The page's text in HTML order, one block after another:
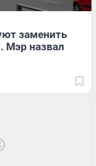
заменить
Мэр назвал